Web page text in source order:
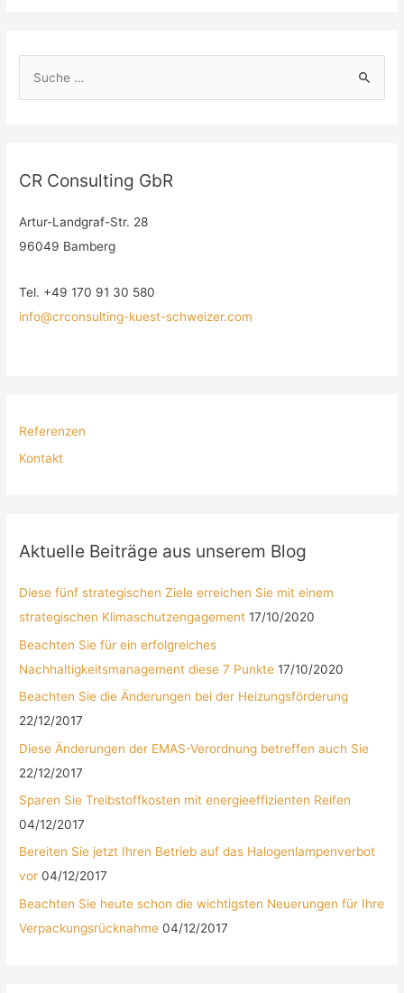
CR Consulting GbR
Artur-Landgraf-Str. 28
96049 Bamberg
Tel. +49 170 91 30 580
info@crconsulting-kuest-schweizer.com
Referenzen
Kontakt
Aktuelle Beiträge aus unserem Blog
Diese fünf strategischen Ziele erreichen Sie mit einem
strategischen Klimaschutzengagement 17/10/2020
Beachten Sie für ein erfolgreiches
Nachhaltigkeitsmanagement diese 7 Punkte 17/10/2020
Beachten Sie die Änderungen bei der Heizungsförderung
22/12/2017
Diese Änderungen der EMAS-Verordnung betreffen auch Sie
22/12/2017
Sparen Sie Treibstoffkosten mit energieeffizienten Reifen
04/12/2017
Bereiten Sie jetzt Ihren Betrieb auf das Halogenlampenverbot
vor 04/12/2017
Beachten Sie heute schon die wichtigsten Neuerungen für Ihre
Verpackungsrücknahme 04/12/2017